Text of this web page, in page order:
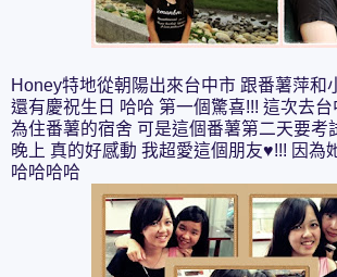
Honey特地從朝陽出來台中市 跟番薯萍和
還有慶祝生日 哈哈 第一個驚喜!!! 這次去
為住番薯的宿舍 可是這個番薯第二天要考
晚上 真的好感動 我超愛這個朋友♥!!! 因為
哈哈哈哈